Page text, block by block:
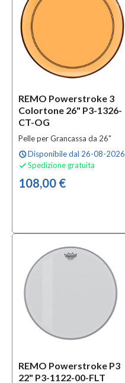
REMO Powerstroke 3
Colortone 26" P3-1326-
CT-OG
Pelle per Grancassa da 26"
scheduleDisponibile dal 26-08-2026
 Spedizione gratuita
108,00 €
REMO Powerstroke P3
22" P3-1122-00-FLT